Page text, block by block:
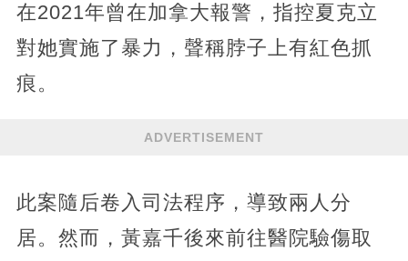
在2021年曾在加拿大報警，指控夏克立
對她實施了暴力，聲稱脖子上有紅色抓
痕。
ADVERTISEMENT
此案隨后卷入司法程序，導致兩人分
居。然而，黃嘉千後來前往醫院驗傷取